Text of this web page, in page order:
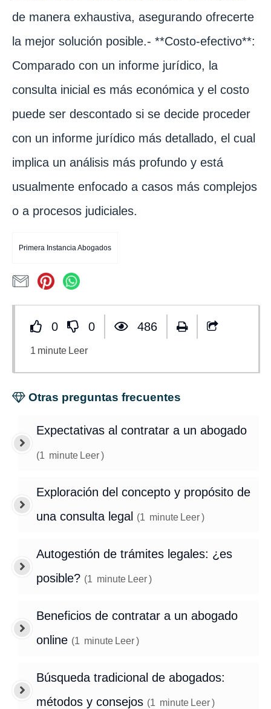
de manera exhaustiva, asegurando ofrecerte
la mejor solución posible.- **Costo-efectivo**:
Comparado con un informe jurídico, la
consulta inicial es más económica y el costo
puede ser descontado si se decide proceder
con un informe jurídico más detallado, el cual
implica un análisis más profundo y está
usualmente enfocado a casos más complejos
o a procesos judiciales.
Primera Instancia Abogados
0 0 486
1 minute Leer
Otras preguntas frecuentes
Expectativas al contratar a un abogado
(1 minute Leer)
Exploración del concepto y propósito de
una consulta legal
(1 minute Leer)
Autogestión de trámites legales: ¿es
posible? (1 minute Leer)
Beneficios de contratar a un abogado
online (1 minute Leer)
Búsqueda tradicional de abogados:
métodos y consejos (1 minute Leer)